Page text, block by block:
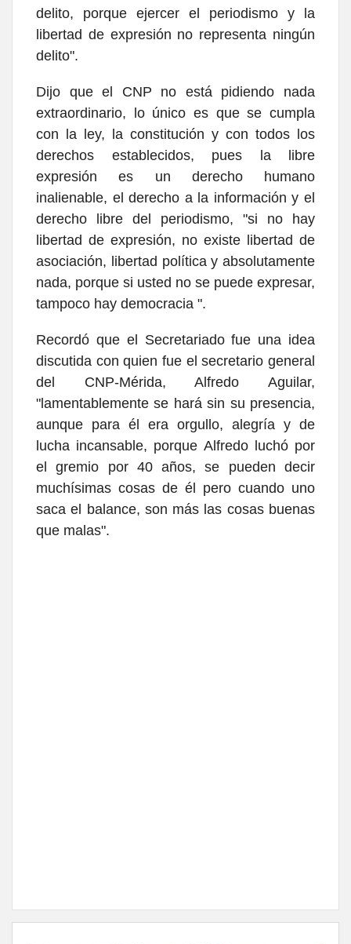
delito, porque ejercer el periodismo y la
libertad de expresión no representa ningún
delito".
Dijo que el CNP no está pidiendo nada
extraordinario, lo único es que se cumpla
con la ley, la constitución y con todos los
derechos establecidos, pues la libre
expresión es un derecho humano
inalienable, el derecho a la información y el
derecho libre del periodismo, "si no hay
libertad de expresión, no existe libertad de
asociación, libertad política y absolutamente
nada, porque si usted no se puede expresar,
tampoco hay democracia ".
Recordó que el Secretariado fue una idea
discutida con quien fue el secretario general
del CNP-Mérida, Alfredo Aguilar,
"lamentablemente se hará sin su presencia,
aunque para él era orgullo, alegría y de
lucha incansable, porque Alfredo luchó por
el gremio por 40 años, se pueden decir
muchísimas cosas de él pero cuando uno
saca el balance, son más las cosas buenas
que malas".